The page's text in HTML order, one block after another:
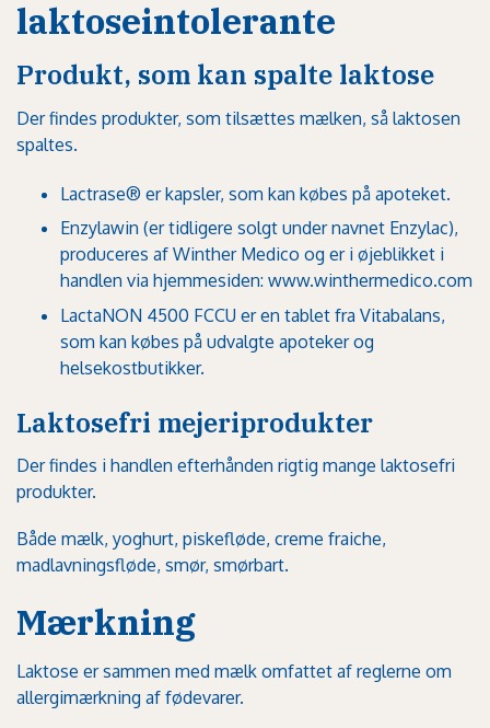
laktoseintolerante
Produkt, som kan spalte laktose
Der findes produkter, som tilsættes mælken, så laktosen
spaltes.
Lactrase® er kapsler, som kan købes på apoteket.
Enzylawin (er tidligere solgt under navnet Enzylac),
produceres af Winther Medico og er i øjeblikket i
handlen via hjemmesiden: www.winthermedico.com
LactaNON 4500 FCCU er en tablet fra Vitabalans,
som kan købes på udvalgte apoteker og
helsekostbutikker.
Laktosefri mejeriprodukter
Der findes i handlen efterhånden rigtig mange laktosefri
produkter.
Både mælk, yoghurt, piskefløde, creme fraiche,
madlavningsfløde, smør, smørbart.
Mærkning
Laktose er sammen med mælk omfattet af reglerne om
allergimærkning af fødevarer.